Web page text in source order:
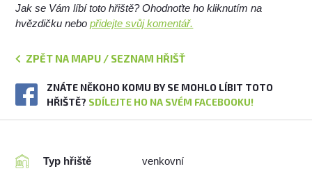
Jak se Vám líbí toto hřiště? Ohodnoťte ho kliknutím na
hvězdičku nebopřidejte svůj komentář.
ZPĚT NA MAPU / SEZNAM HŘIŠŤ
ZNÁTE NĚKOHO KOMU BY SE MOHLO LÍBIT TOTO
HŘIŠTĚ? SDÍLEJTE HO NA SVÉM FACEBOOKU!
Typ hřiště
venkovní